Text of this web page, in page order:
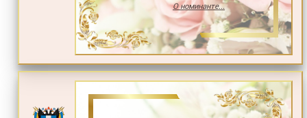
О номинанте...